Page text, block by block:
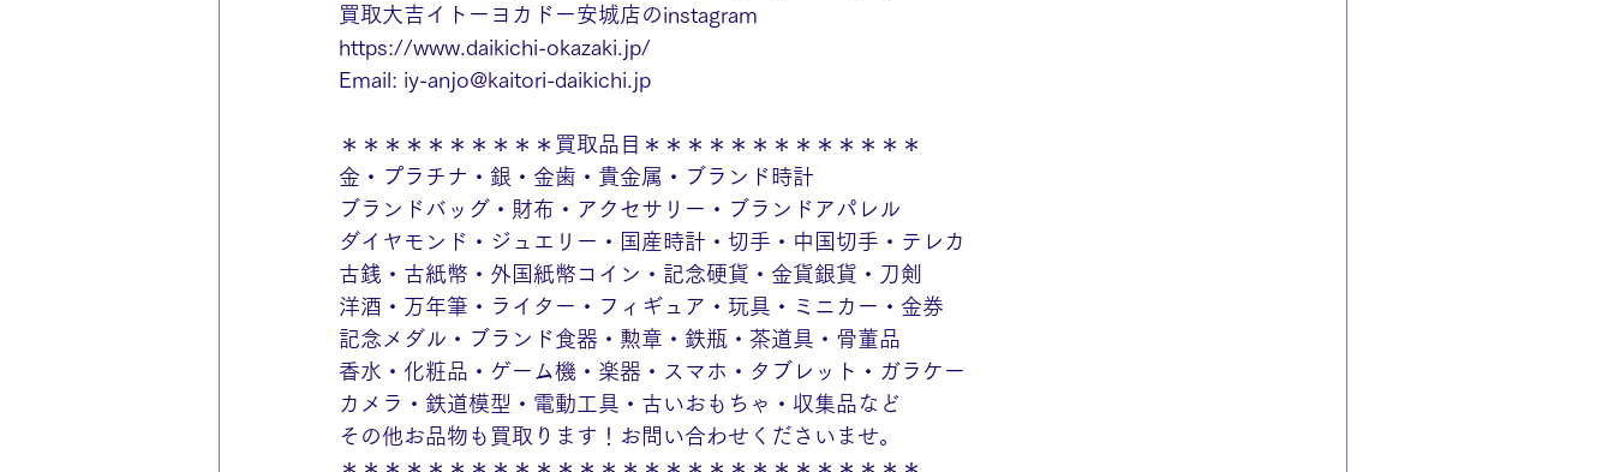
買取大吉イトーヨカドー安城店のinstagram
https://www.daikichi-okazaki.jp/
Email: iy-anjo@kaitori-daikichi.jp
＊＊＊＊＊＊＊＊＊＊買取品目＊＊＊＊＊＊＊＊＊＊＊＊＊
金・プラチナ・銀・金歯・貴金属・ブランド時計
ブランドバッグ・財布・アクセサリー・ブランドアパレル
ダイヤモンド・ジュエリー・国産時計・切手・中国切手・テレカ
古銭・古紙幣・外国紙幣コイン・記念硬貨・金貨銀貨・刀剣
洋酒・万年筆・ライター・フィギュア・玩具・ミニカー・金券
記念メダル・ブランド食器・勲章・鉄瓶・茶道具・骨董品
香水・化粧品・ゲーム機・楽器・スマホ・タブレット・ガラケー
カメラ・鉄道模型・電動工具・古いおもちゃ・収集品など
その他お品物も買取ります！お問い合わせくださいませ。